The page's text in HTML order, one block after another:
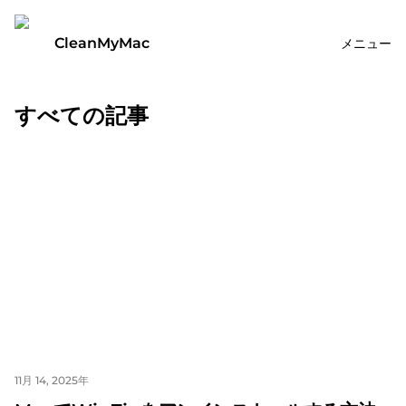
CleanMyMac メニュー
すべての記事
11月 14, 2025年